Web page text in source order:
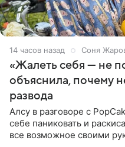
14 часов назад Соня
«Жалеть себя — не
объяснила, почему
развода
Алсу в разговоре с
себе паниковать и
все возможное своими